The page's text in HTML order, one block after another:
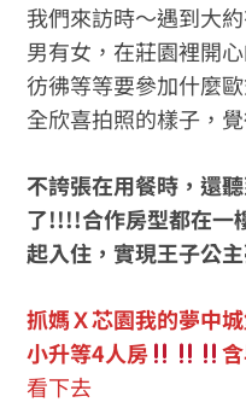
我們來訪時～遇到大
男有女，在莊園裡開
彷彿等等要參加什麼
全欣喜拍照的樣子，
不誇張在用餐時，還
了!!!!合作房型都在一
起入住，實現王子公
抓媽Ｘ芯園我的夢中
小升等4人房
看下去